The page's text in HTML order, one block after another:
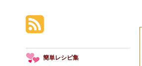
簡単レシピ集